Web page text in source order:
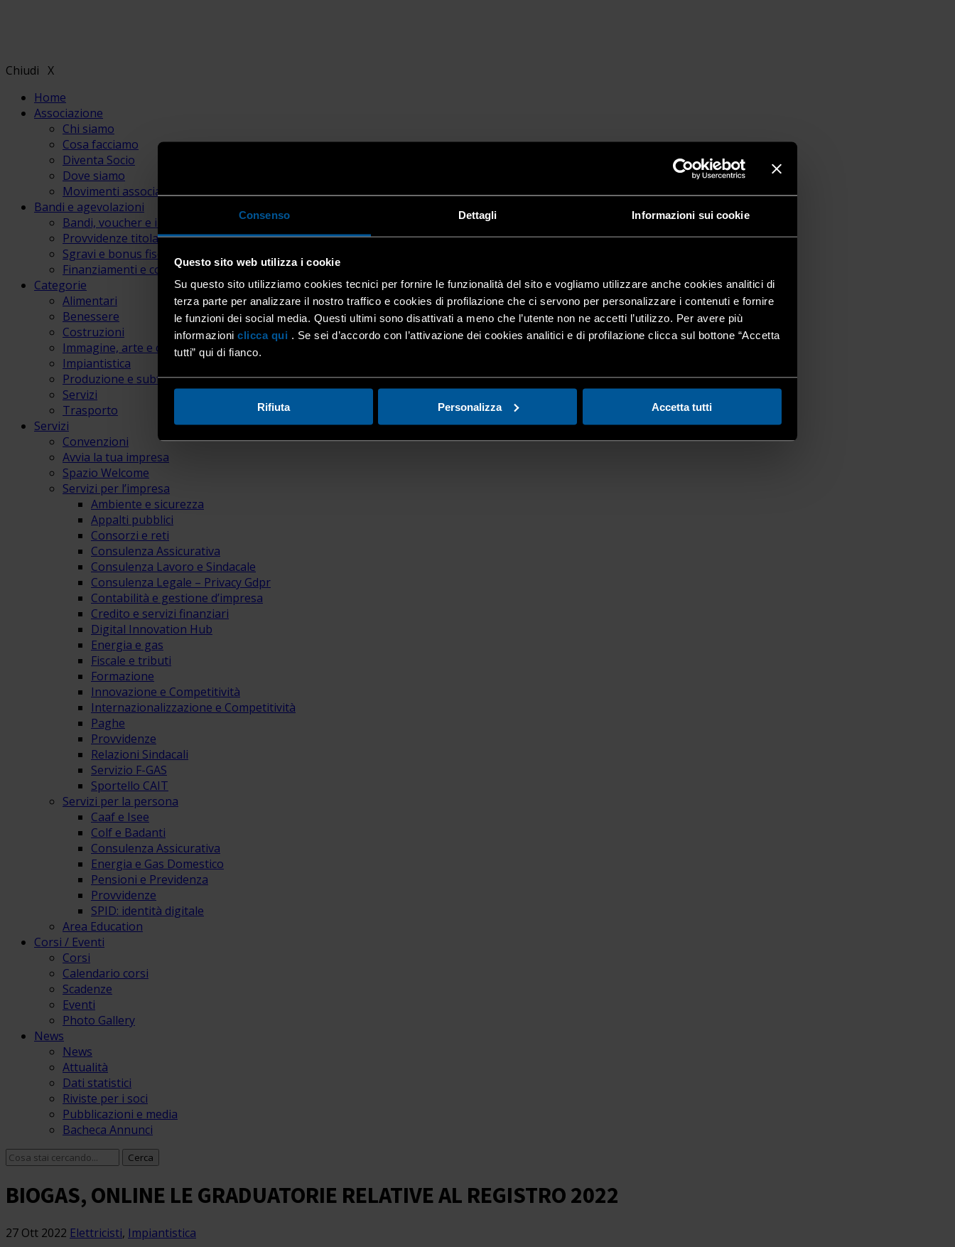
Consenso Dettagli Informazioni sui cookie
Questo sito web utilizza i cookie
Su questo sito utilizziamo cookies tecnici per fornire le funzionalità del sito e vogliamo utilizzare anche cookies analitici di
terza parte per analizzare il nostro traffico e cookies di profilazione che ci servono per personalizzare i contenuti e fornire
le funzioni dei social media. Questi ultimi sono disattivati a meno che l’utente non ne accetti l’utilizzo. Per avere più
informazioni clicca qui . Se sei d’accordo con l’attivazione dei cookies analitici e di profilazione clicca sul bottone “Accetta
tutti” qui di fianco.
Rifiuta Personalizza Accetta tutti
Chiudi X
Home
Associazione
Chi siamo
Cosa facciamo
Diventa Socio
Dove siamo
Movimenti associativi
Bandi e agevolazioni
Bandi, voucher e incentivi
Provvidenze titolari e lavoratori
Sgravi e bonus fiscali
Finanziamenti e contributi
Categorie
Alimentari
Benessere
Costruzioni
Immagine, arte e comunicazione
Impiantistica
Produzione e subfornitura
Servizi
Trasporto
Servizi
Convenzioni
Avvia la tua impresa
Spazio Welcome
Servizi per l’impresa
Ambiente e sicurezza
Appalti pubblici
Consorzi e reti
Consulenza Assicurativa
Consulenza Lavoro e Sindacale
Consulenza Legale – Privacy Gdpr
Contabilità e gestione d’impresa
Credito e servizi finanziari
Digital Innovation Hub
Energia e gas
Fiscale e tributi
Formazione
Innovazione e Competitività
Internazionalizzazione e Competitività
Paghe
Provvidenze
Relazioni Sindacali
Servizio F-GAS
Sportello CAIT
Servizi per la persona
Caaf e Isee
Colf e Badanti
Consulenza Assicurativa
Energia e Gas Domestico
Pensioni e Previdenza
Provvidenze
SPID: identità digitale
Area Education
Corsi / Eventi
Corsi
Calendario corsi
Scadenze
Eventi
Photo Gallery
News
News
Attualità
Dati statistici
Riviste per i soci
Pubblicazioni e media
Bacheca Annunci
BIOGAS, ONLINE LE GRADUATORIE RELATIVE AL REGISTRO 2022
27 Ott 2022 Elettricisti, Impiantistica